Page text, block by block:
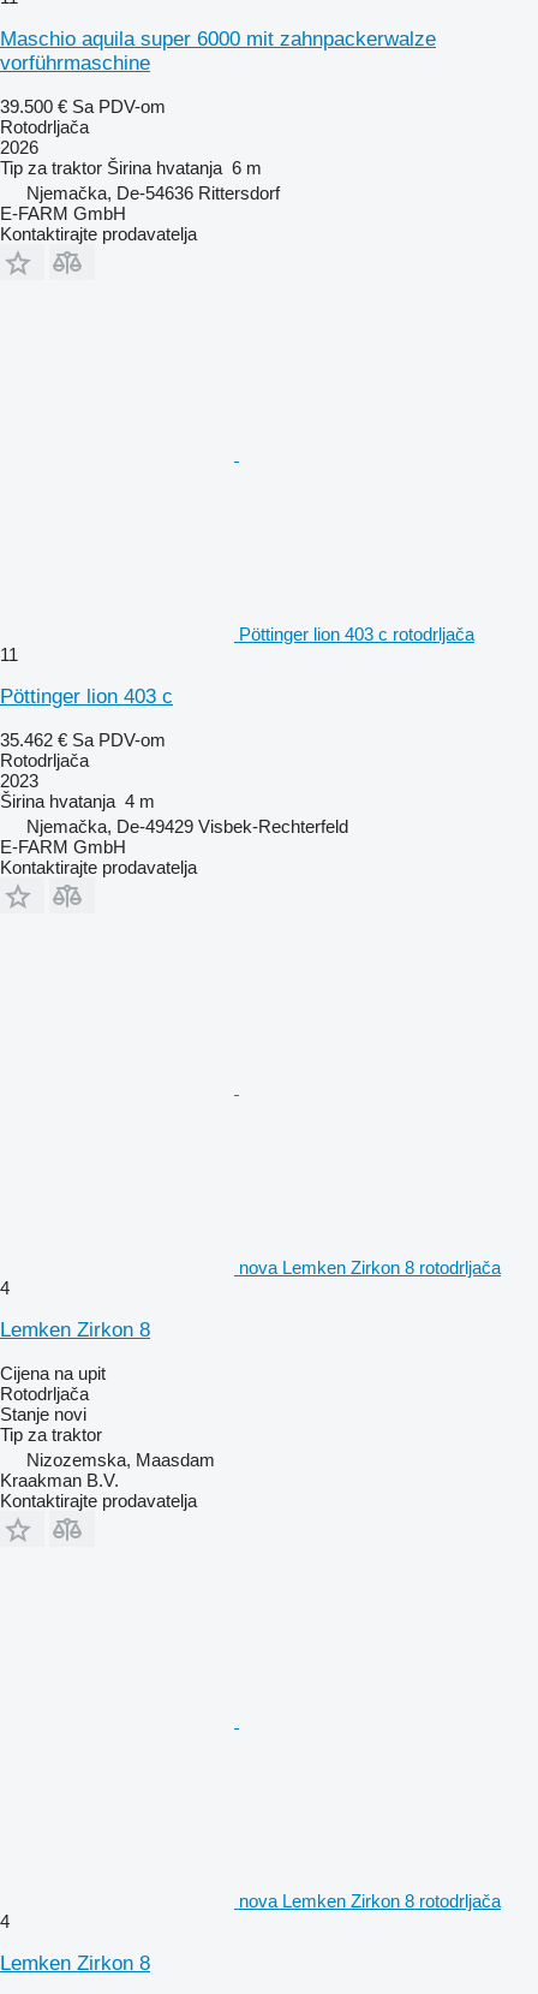
Maschio aquila super 6000 mit zahnpackerwalze
vorführmaschine
39.500 € Sa PDV-om
Rotodrljača
2026
Tip za traktor Širina hvatanja 6 m
Njemačka, De-54636 Rittersdorf
E-FARM GmbH
Kontaktirajte prodavatelja
Pöttinger lion 403 c rotodrljača
11
Pöttinger lion 403 c
35.462 € Sa PDV-om
Rotodrljača
2023
Širina hvatanja 4 m
Njemačka, De-49429 Visbek-Rechterfeld
E-FARM GmbH
Kontaktirajte prodavatelja
nova Lemken Zirkon 8 rotodrljača
4
Lemken Zirkon 8
Cijena na upit
Rotodrljača
Stanje novi
Tip za traktor
Nizozemska, Maasdam
Kraakman B.V.
Kontaktirajte prodavatelja
nova Lemken Zirkon 8 rotodrljača
4
Lemken Zirkon 8